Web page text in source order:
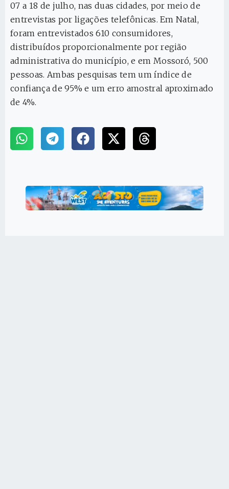
07 a 18 de julho, nas duas cidades, por meio de
entrevistas por ligações telefônicas. Em Natal,
foram entrevistados 610 consumidores,
distribuídos proporcionalmente por região
administrativa do município, e em Mossoró, 500
pessoas. Ambas pesquisas tem um índice de
confiança de 95% e um erro amostral aproximado
de 4%.